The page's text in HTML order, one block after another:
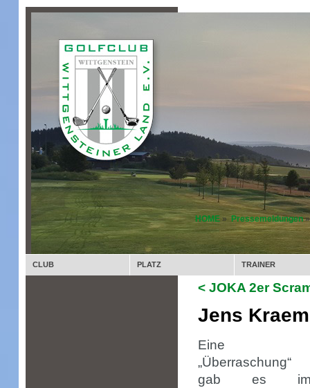
CLUB PLATZ TRAINER
HOME » Pressemeldungen»
< JOKA 2er
Jens
Eine
„Überraschung“
gab es